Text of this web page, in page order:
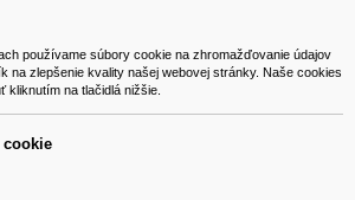
používame súbory cookie na zhromažďovanie údajov
na zlepšenie kvality našej webovej stránky. Naše cookies
kliknutím na tlačidlá nižšie.
cookie
6, 965 01 Žiar nad Hronom